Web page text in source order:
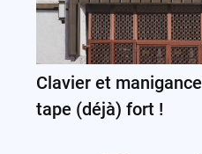
Clavier et
tape (déjà) fort !